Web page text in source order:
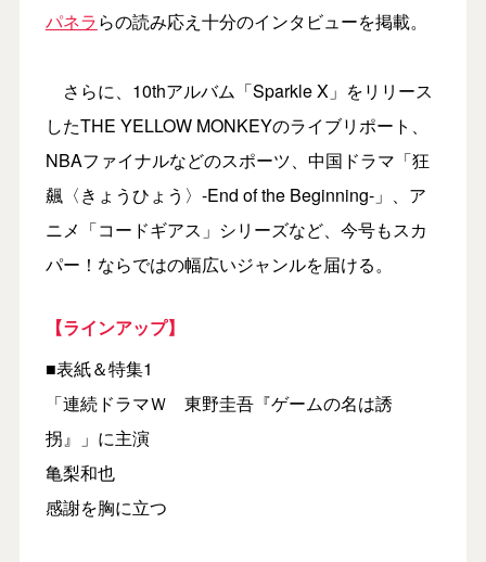
パネラらの読み応え十分のインタビューを掲載。
さらに、10thアルバム「Sparkle X」をリリース
したTHE YELLOW MONKEYのライブリポート、
NBAファイナルなどのスポーツ、中国ドラマ「狂
飆〈きょうひょう〉-End of the Beginning-」、ア
ニメ「コードギアス」シリーズなど、今号もスカ
パー！ならではの幅広いジャンルを届ける。
【ラインアップ】
■表紙＆特集1
「連続ドラマＷ 東野圭吾『ゲームの名は誘
拐』」に主演
亀梨和也
感謝を胸に立つ